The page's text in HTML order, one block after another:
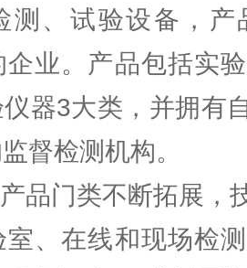
测、试验设备，
企业。产品包括实
器3大类，并拥有
督检测机构。
品门类不断拓展，
、在线和现场检